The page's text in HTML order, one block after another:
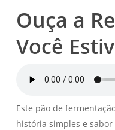
Ouça a
Você
Este pão de
história simples e